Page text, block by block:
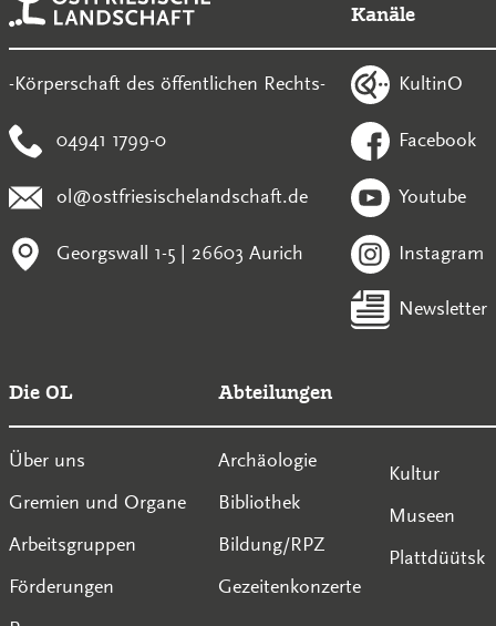
-Körperschaft des öffentlichen Rechts-
04941 1799-0
ol@ostfriesischelandschaft.de
Georgswall 1-5 | 26603 Aurich
Kanäle
KultinO
Facebook
Youtube
Instagram
Newsletter
Die OL
Über uns
Gremien und Organe
Arbeitsgruppen
Förderungen
Abteilungen
Archäologie
Bibliothek
Bildung/RPZ
Gezeitenkonzerte
Kultur
Museen
Plattdüütsk